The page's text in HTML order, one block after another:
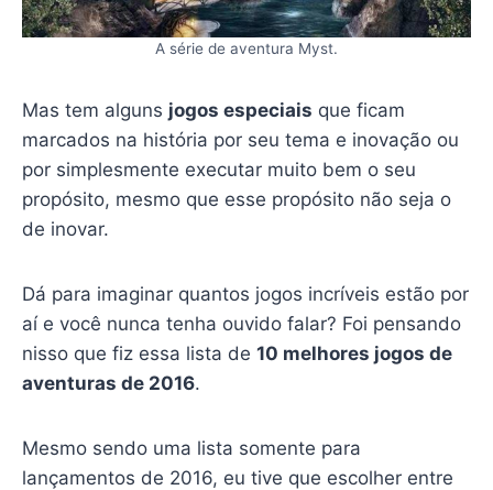
A série de aventura Myst.
Mas tem alguns jogos especiais que ficam
marcados na história por seu tema e inovação ou
por simplesmente executar muito bem o seu
propósito, mesmo que esse propósito não seja o
de inovar.
Dá para imaginar quantos jogos incríveis estão por
aí e você nunca tenha ouvido falar? Foi pensando
nisso que fiz essa lista de 10 melhores jogos de
aventuras de 2016.
Mesmo sendo uma lista somente para
lançamentos de 2016, eu tive que escolher entre